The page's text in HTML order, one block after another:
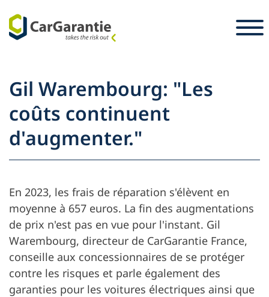
Partenaire
Propriétaires du véhicule
Service et assistance
Partenaire
Propriétaires du véhicule
Entreprise
Presse
Gil Warembourg: "Les
coûts continuent
d'augmenter."
En 2023, les frais de réparation s'élèvent en
moyenne à 657 euros. La fin des augmentations
de prix n'est pas en vue pour l'instant. Gil
Warembourg, directeur de CarGarantie France,
conseille aux concessionnaires de se protéger
contre les risques et parle également des
garanties pour les voitures électriques ainsi que